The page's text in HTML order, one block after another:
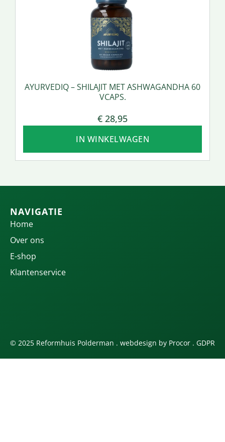
AYURVEDIQ – SHILAJIT MET ASHWAGANDHA 60
VCAPS.
€ 28,95
IN WINKELWAGEN
NAVIGATIE
Home
Over ons
E-shop
Klantenservice
© 2025 Reformhuis Polderman . webdesign by Procor . GDPR